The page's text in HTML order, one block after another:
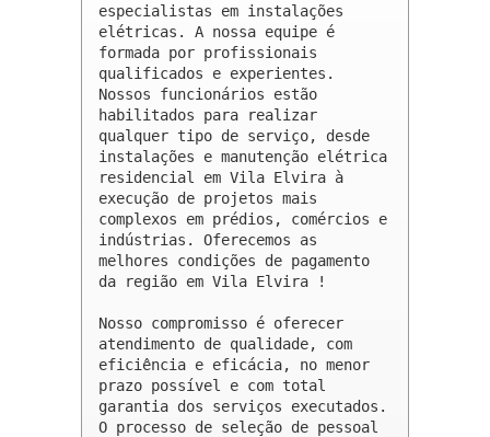
especialistas em instalações
elétricas. A nossa equipe é
formada por profissionais
qualificados e experientes.
Nossos funcionários estão
habilitados para realizar
qualquer tipo de serviço, desde
instalações e manutenção elétrica
residencial em Vila Elvira à
execução de projetos mais
complexos em prédios, comércios e
indústrias. Oferecemos as
melhores condições de pagamento
da região em Vila Elvira !
Nosso compromisso é oferecer
atendimento de qualidade, com
eficiência e eficácia, no menor
prazo possível e com total
garantia dos serviços executados.
O processo de seleção de pessoal